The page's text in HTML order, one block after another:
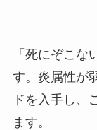
「死にぞこ
す。炎属性が
ドを入手し、
ます。